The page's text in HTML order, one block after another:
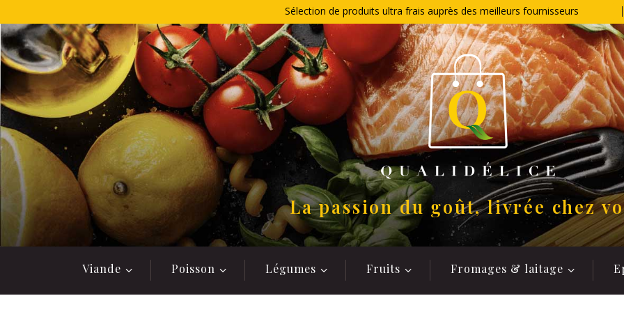
au
contenu
Sélection de produits ultra frais auprès des meilleurs fournisseurs
La passion du goût, livrée chez
Viande Poisson Légumes Fruits Fromages & laitage